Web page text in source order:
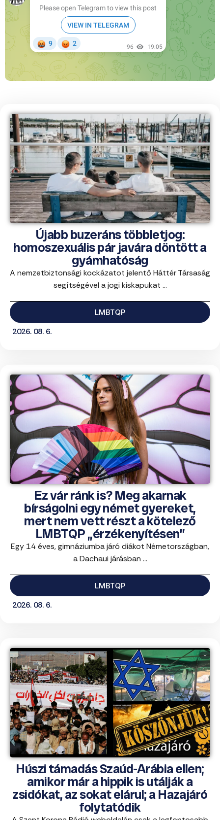
Újabb buzeráns többletjog:
homoszexuális pár javára döntött a
gyámhatóság
A nemzetbiztonsági kockázatot jelentő Háttér Társaság
segítségével a jogi kiskapukat ...
LMBTQP
2026. 08. 6.
Ez vár ránk is? Meg akarnak
bírságolni egy német gyereket,
mert nem vett részt a kötelező
LMBTQP „érzékenyítésen”
Egy 14 éves, gimnáziumba járó diákot Németországban,
a Dachaui járásban ...
LMBTQP
2026. 08. 6.
Húszi támadás Szaúd-Arábia ellen;
amikor már a hippik is utálják a
zsidókat, az sokat elárul; a Hazajáró
folytatódik